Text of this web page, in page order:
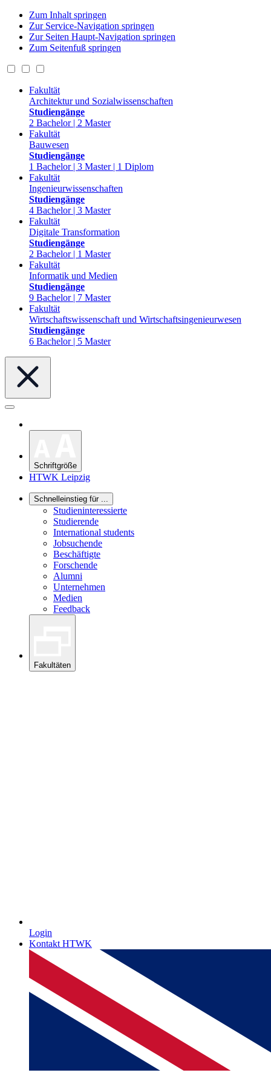
Zum Inhalt springen
Zur Service-Navigation springen
Zur Seiten Haupt-Navigation springen
Zum Seitenfuß springen
Fakultät
Architektur und Sozialwissenschaften
Studiengänge
2 Bachelor | 2 Master
Fakultät
Bauwesen
Studiengänge
1 Bachelor | 3 Master | 1 Diplom
Fakultät
Ingenieurwissenschaften
Studiengänge
4 Bachelor | 3 Master
Fakultät
Digitale Transformation
Studiengänge
2 Bachelor | 1 Master
Fakultät
Informatik und Medien
Studiengänge
9 Bachelor | 7 Master
Fakultät
Wirtschaftswissenschaft und Wirtschaftsingenieurwesen
Studiengänge
6 Bachelor | 5 Master
Schriftgröße
HTWK Leipzig
Schnelleinstieg für ...
Studieninteressierte
Studierende
International students
Jobsuchende
Beschäftigte
Forschende
Alumni
Unternehmen
Medien
Feedback
Fakultäten
Login
Kontakt HTWK